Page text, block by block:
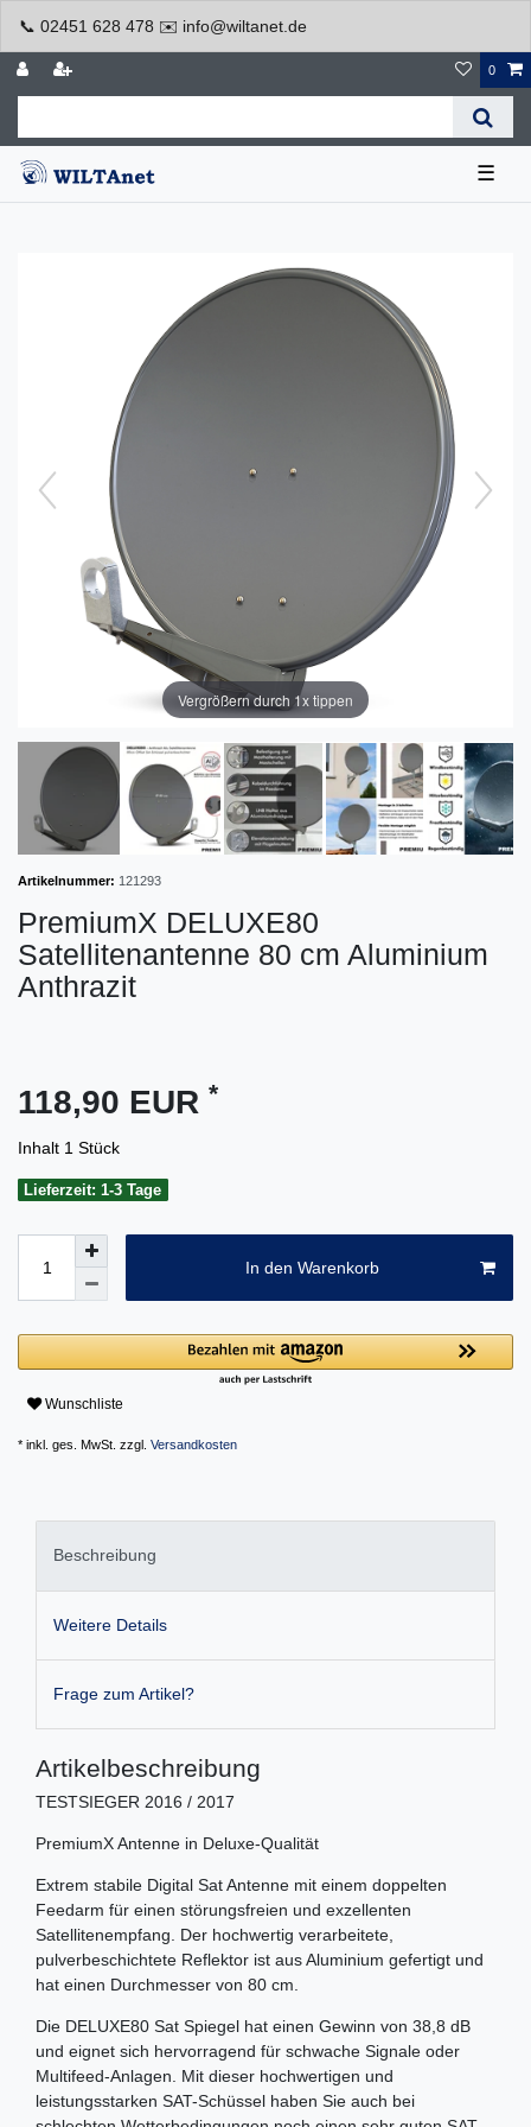
📞 02451 628 478 ✉️ info@wiltanet.de
0
☰
Vergrößern durch 1x tippen
Artikelnummer: 121293
PremiumX DELUXE80
Satellitenantenne 80 cm Aluminium
Anthrazit
118,90 EUR *
Inhalt 1 Stück
Lieferzeit: 1-3 Tage
In den Warenkorb
Wunschliste
* inkl. ges. MwSt. zzgl. Versandkosten
Beschreibung
Weitere Details
Frage zum Artikel?
Artikelbeschreibung
TESTSIEGER 2016 / 2017
PremiumX Antenne in Deluxe-Qualität
Extrem stabile Digital Sat Antenne mit einem doppelten
Feedarm für einen störungsfreien und exzellenten
Satellitenempfang. Der hochwertig verarbeitete,
pulverbeschichtete Reflektor ist aus Aluminium gefertigt und
hat einen Durchmesser von 80 cm.
Die DELUXE80 Sat Spiegel hat einen Gewinn von 38,8 dB
und eignet sich hervorragend für schwache Signale oder
Multifeed-Anlagen. Mit dieser hochwertigen und
leistungsstarken SAT-Schüssel haben Sie auch bei